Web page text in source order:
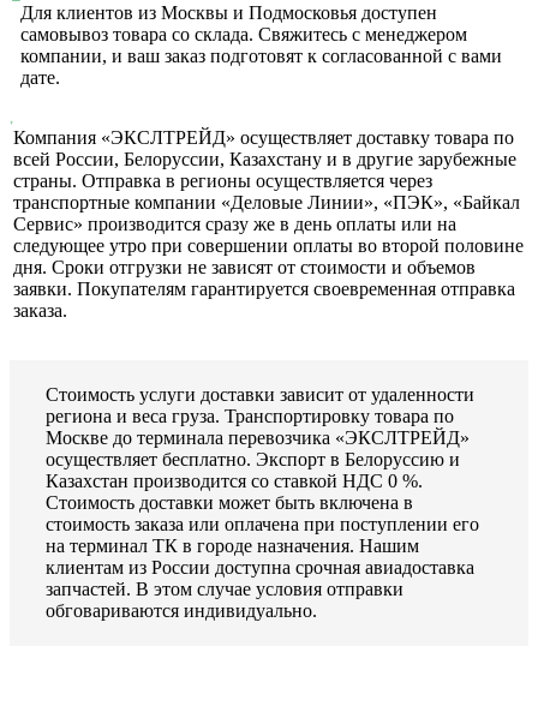
Для клиентов из Москвы и Подмосковья доступен
самовывоз товара со склада. Свяжитесь с менеджером
компании, и ваш заказ подготовят к согласованной с вами
дате.
Компания «ЭКСЛТРЕЙД» осуществляет доставку товара по
всей России, Белоруссии, Казахстану и в другие зарубежные
страны. Отправка в регионы осуществляется через
транспортные компании «Деловые Линии», «ПЭК», «Байкал
Сервис» производится сразу же в день оплаты или на
следующее утро при совершении оплаты во второй половине
дня. Сроки отгрузки не зависят от стоимости и объемов
заявки. Покупателям гарантируется своевременная отправка
заказа.
Стоимость услуги доставки зависит от удаленности
региона и веса груза. Транспортировку товара по
Москве до терминала перевозчика «ЭКСЛТРЕЙД»
осуществляет бесплатно. Экспорт в Белоруссию и
Казахстан производится со ставкой НДС 0 %.
Стоимость доставки может быть включена в
стоимость заказа или оплачена при поступлении его
на терминал ТК в городе назначения. Нашим
клиентам из России доступна срочная авиадоставка
запчастей. В этом случае условия отправки
обговариваются индивидуально.